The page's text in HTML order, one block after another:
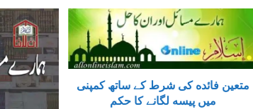
متعین فائده کی شرط کے ساتھ کمپنی
میں پیسه لگانے کا حکم